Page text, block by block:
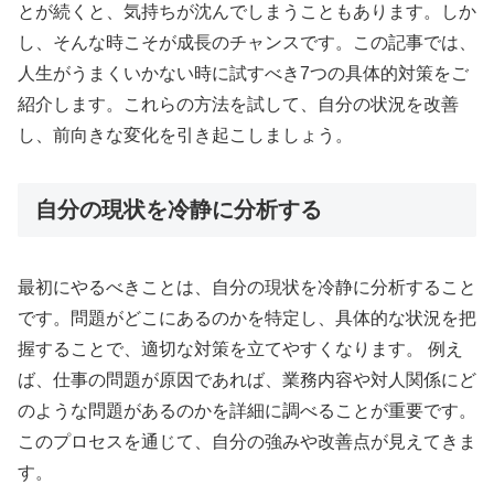
とが続くと、気持ちが沈んでしまうこともあります。しか
し、そんな時こそが成長のチャンスです。この記事では、
人生がうまくいかない時に試すべき7つの具体的対策をご
紹介します。これらの方法を試して、自分の状況を改善
し、前向きな変化を引き起こしましょう。
自分の現状を冷静に分析する
最初にやるべきことは、自分の現状を冷静に分析すること
です。問題がどこにあるのかを特定し、具体的な状況を把
握することで、適切な対策を立てやすくなります。 例え
ば、仕事の問題が原因であれば、業務内容や対人関係にど
のような問題があるのかを詳細に調べることが重要です。
このプロセスを通じて、自分の強みや改善点が見えてきま
す。